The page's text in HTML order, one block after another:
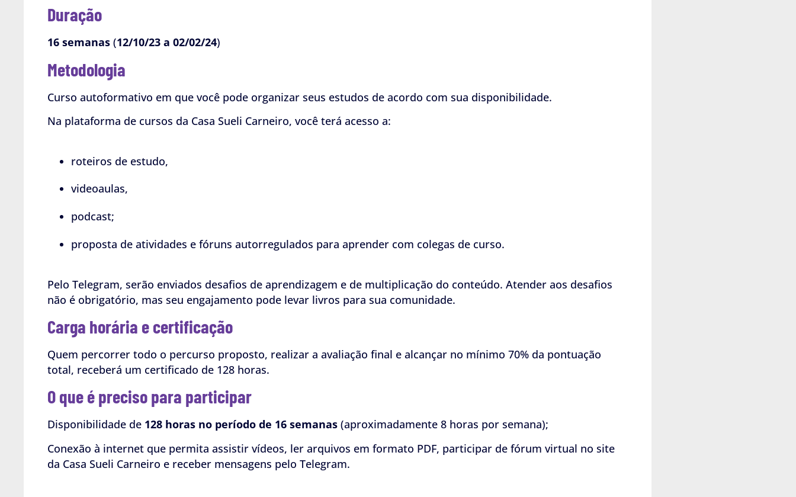
Duração
16 semanas (12/10/23 a 02/02/24)
Metodologia
Curso autoformativo em que você pode organizar seus estudos de acordo com sua disponibilidade.
Na plataforma de cursos da Casa Sueli Carneiro, você terá acesso a:
roteiros de estudo,
videoaulas,
podcast;
proposta de atividades e fóruns autorregulados para aprender com colegas de curso.
Pelo Telegram, serão enviados desafios de aprendizagem e de multiplicação do conteúdo. Atender aos desafios
não é obrigatório, mas seu engajamento pode levar livros para sua comunidade.
Carga horária e certificação
Quem percorrer todo o percurso proposto, realizar a avaliação final e alcançar no mínimo 70% da pontuação
total, receberá um certificado de 128 horas.
O que é preciso para participar
Disponibilidade de 128 horas no período de 16 semanas (aproximadamente 8 horas por semana);
Conexão à internet que permita assistir vídeos, ler arquivos em formato PDF, participar de fórum virtual no site
da Casa Sueli Carneiro e receber mensagens pelo Telegram.